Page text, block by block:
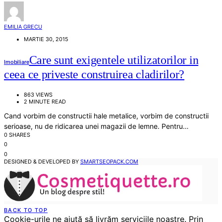
EMILIA GRECU
MARTIE 30, 2015
ImobiliareCare sunt exigentele utilizatorilor in
ceea ce priveste construirea cladirilor?
863 VIEWS
2 MINUTE READ
Cand vorbim de constructii hale metalice, vorbim de constructii
serioase, nu de ridicarea unei magazii de lemne. Pentru…
0 SHARES
0
0
DESIGNED & DEVELOPED BY SMARTSEOPACK.COM
BACK TO TOP
Cookie-urile ne ajută să livrăm serviciile noastre. Prin